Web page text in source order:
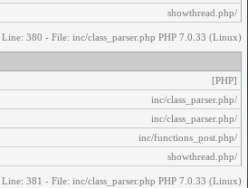
/showthread.php
380 - File: inc/class_parser.php PHP 7.0.33 (Linux)
[PHP]
/inc/class_parser.php
/inc/class_parser.php
/inc/functions_post.php
/showthread.php
381 - File: inc/class_parser.php PHP 7.0.33 (Linux)